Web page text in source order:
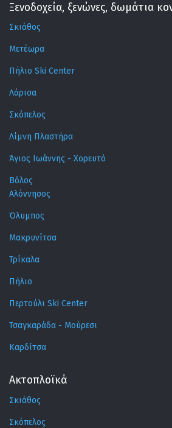
Ξενοδοχεία, ξενώνες, δωμάτια
Σκιάθος
Μετέωρα
Πήλιο Ski Center
Λάρισα
Σκόπελος
Λίμνη Πλαστήρα
Άγιος Ιωάννης - Χορευτό
Βόλος
Αλόννησος
Όλυμπος
Μακρυνίτσα
Τρίκαλα
Πήλιο
Περτούλι Ski Center
Τσαγκαράδα - Μούρεσι
Καρδίτσα
Ακτοπλοϊκά
Σκιάθος
Σκόπελος